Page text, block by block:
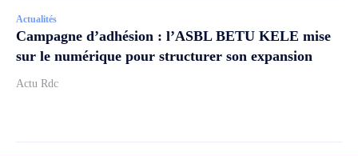
Actualités
Campagne d’adhésion : l’ASBL BETU KELE mise
sur le numérique pour structurer son expansion
Actu Rdc